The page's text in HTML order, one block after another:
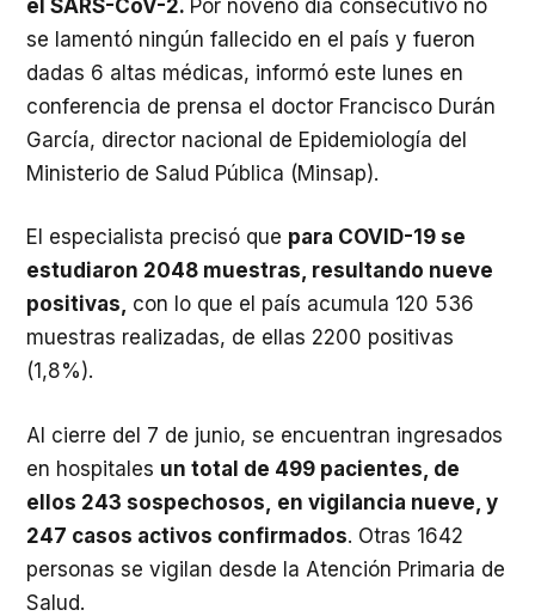
el SARS-CoV-2. Por noveno día consecutivo no
se lamentó ningún fallecido en el país y fueron
dadas 6 altas médicas, informó este lunes en
conferencia de prensa el doctor Francisco Durán
García, director nacional de Epidemiología del
Ministerio de Salud Pública (Minsap).
El especialista precisó que para COVID-19 se
estudiaron 2048 muestras, resultando nueve
positivas, con lo que el país acumula 120 536
muestras realizadas, de ellas 2200 positivas
(1,8%).
Al cierre del 7 de junio, se encuentran ingresados
en hospitales un total de 499 pacientes, de
ellos 243 sospechosos, en vigilancia nueve, y
247 casos activos confirmados. Otras 1642
personas se vigilan desde la Atención Primaria de
Salud.